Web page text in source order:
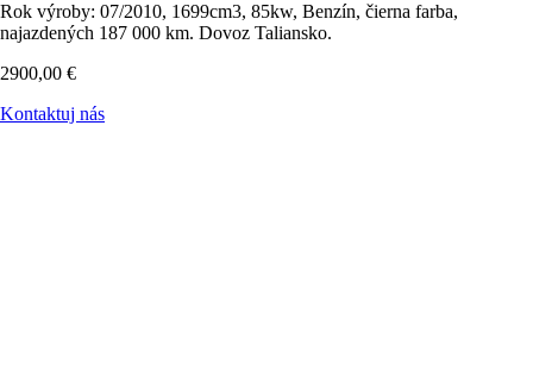
Rok výroby: 07/2010, 1699cm3, 85kw, Benzín, čierna farba,
najazdených 187 000 km. Dovoz Taliansko.
2900,00 €
Kontaktuj nás